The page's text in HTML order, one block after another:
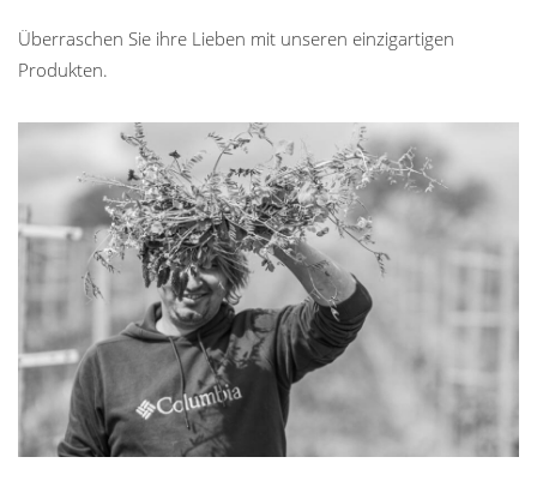
Überraschen Sie ihre Lieben mit unseren einzigartigen
Produkten.